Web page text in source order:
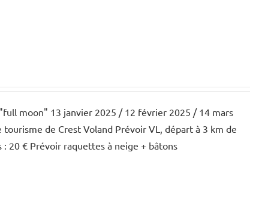
moon" 13 janvier 2025 / 12 février 2025 / 14 mars
de Crest Voland Prévoir VL, départ à 3 km de
20 € Prévoir raquettes à neige + bâtons